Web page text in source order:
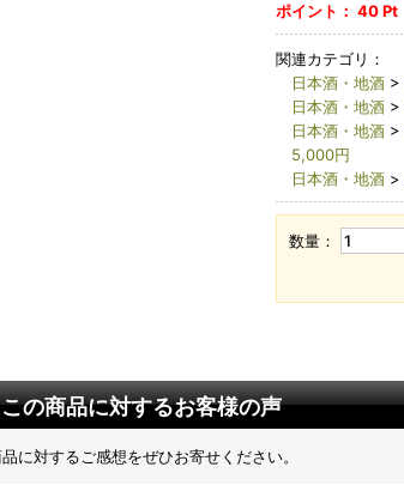
ポイント： 40Pt
関連カテゴリ：
日本酒・地酒>
日本酒・地酒>
日本酒・地酒>
5,000円
日本酒・地酒>
数量：
この商品に対するお客様の声
に対するご感想をぜひお寄せください。